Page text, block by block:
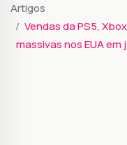
Artigos
Vendas da PS5,
massivas nos EUA em